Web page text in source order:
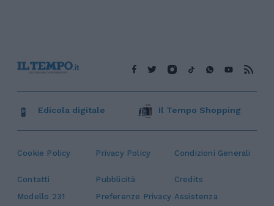
Cookie Policy Privacy Policy Condizioni Generali
Contatti Pubblicità
Credits
Modello 231
Preferenze Privacy Assistenza
Edicola digitale Il Tempo Shopping